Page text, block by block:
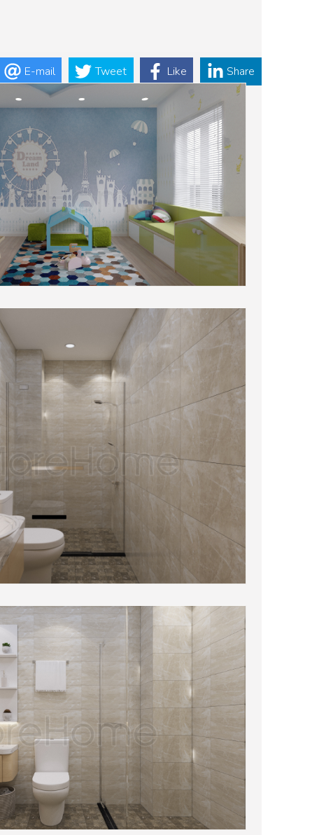
E-mail Tweet Like Share